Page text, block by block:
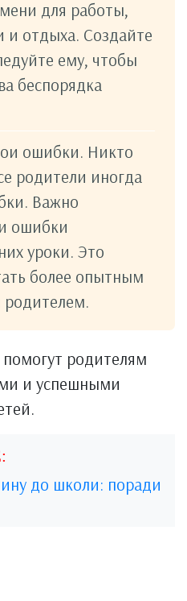
для работы,
и отдыха. Создайте
ему, чтобы
беспорядка
ошибки. Никто
родители иногда
Важно
ошибки
уроки. Это
более опытным
родителям
и успешными
до школи: поради